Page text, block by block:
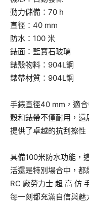
動力儲備：70 h
直徑：40 mm
防水：100 米
錶面：藍寶石玻璃
錶殼物料：904L鋼
錶帶材質：904L鋼
手錶直徑40 mm，適
殼和錶帶不僅耐用，
提供了卓越的抗刮擦性
具備100米防水功能，
活還是特別場合中，
RC 廠勞力士 超 高 仿
每一刻都充滿自信與魅